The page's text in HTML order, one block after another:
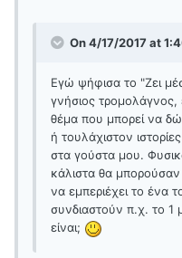
On 4/17/2017 at
Εγώ ψήφισα το "Ζει
γνήσιος τρομολάγνος,
θέμα που μπορεί να
ή τουλάχιστον
στα γούστα μου.
κάλιστα θα
να εμπεριέχει το ένα
συνδιαστούν π.χ. το 1
είναι;